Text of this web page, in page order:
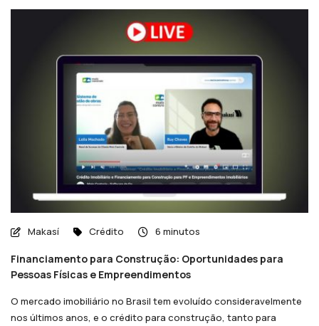
Makasí Crédito 6 minutos
Financiamento para Construção: Oportunidades para
Pessoas Físicas e Empreendimentos
O mercado imobiliário no Brasil tem evoluído consideravelmente
nos últimos anos, e o crédito para construção, tanto para